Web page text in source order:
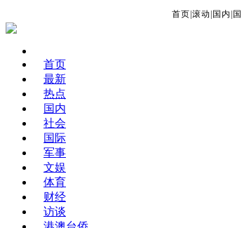
首页 滚动 国内
首页
最新
热点
国内
社会
国际
军事
文娱
体育
财经
访谈